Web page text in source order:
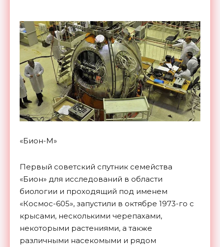
«Бион-М»
Первый советский спутник семейства
«Бион» для исследований в области
биологии и проходящий под именем
«Космос-605», запустили в октябре 1973-го с
крысами, несколькими черепахами,
некоторыми растениями, а также
различными насекомыми и рядом